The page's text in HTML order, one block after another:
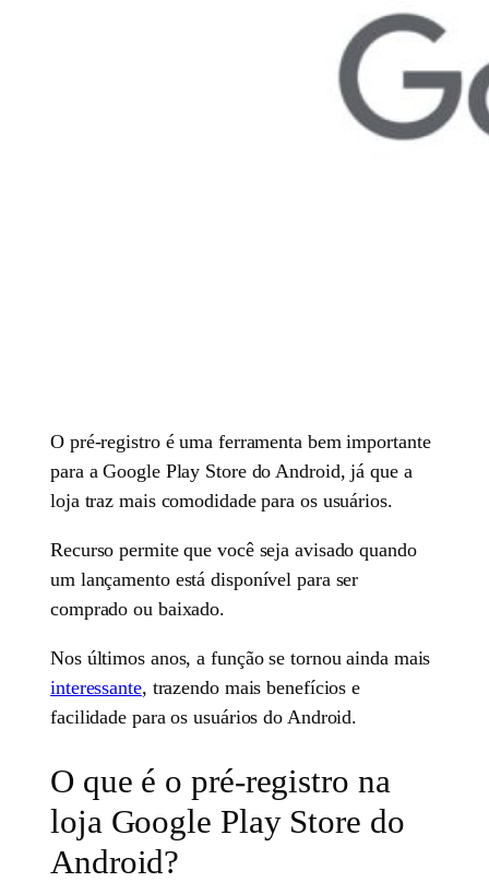
O pré-registro é uma ferramenta bem importante
para a Google Play Store do Android, já que a
loja traz mais comodidade para os usuários.
Recurso permite que você seja avisado quando
um lançamento está disponível para ser
comprado ou baixado.
Nos últimos anos, a função se tornou ainda mais
interessante, trazendo mais benefícios e
facilidade para os usuários do Android.
O que é o pré-registro na
loja Google Play Store do
Android?